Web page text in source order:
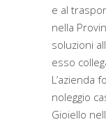
e al
nella
soluzioni
esso
L’azienda
noleggio
Gioiello